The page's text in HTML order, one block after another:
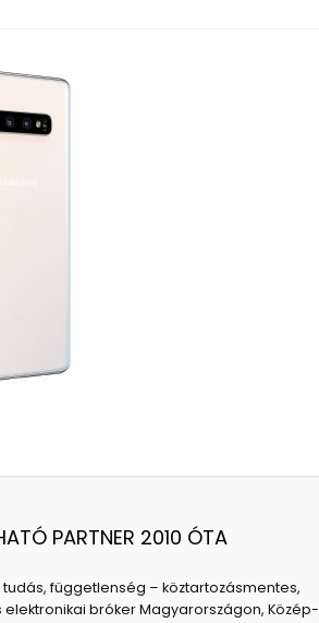
PARTNER 2010 ÓTA
tudás, függetlenség – köztartozásmentes,
bróker Magyarországon, Közép-